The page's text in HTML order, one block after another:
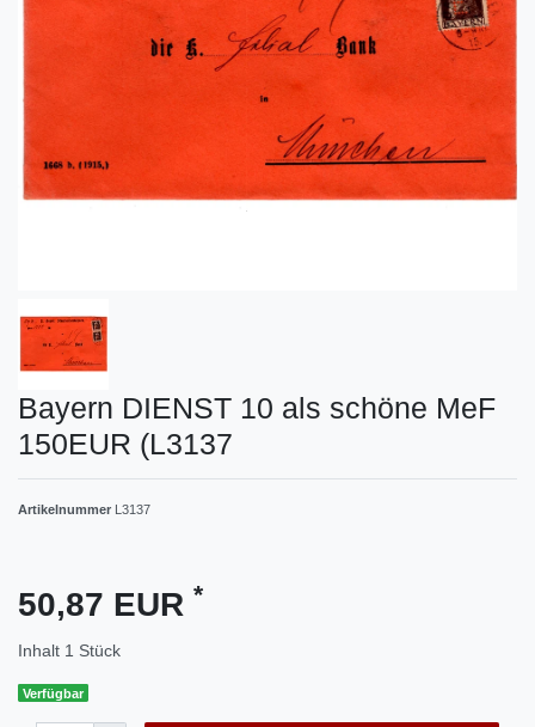
Bayern DIENST 10 als schöne MeF
150EUR (L3137
Artikelnummer L3137
50,87 EUR *
Inhalt 1 Stück
Verfügbar